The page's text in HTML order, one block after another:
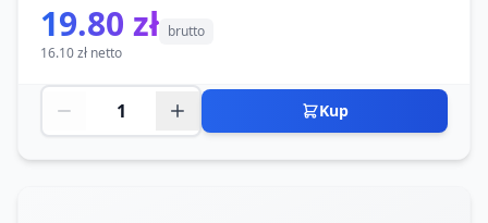
19.80 zł brutto
16.10 zł netto
Kup